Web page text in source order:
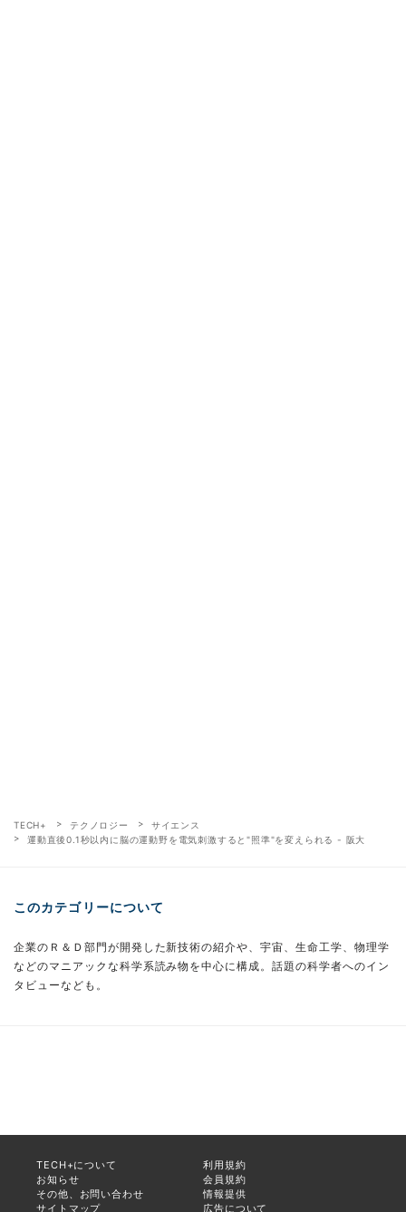
TECH+ テクノロジー
サイエンス
運動直後0.1秒以内に脳の運動野を電気刺激すると"照準"を変えられる - 阪大
このカテゴリーについて
企業のＲ＆Ｄ部門が開発した新技術の紹介や、宇宙、生命工学、物理学
などのマニアックな科学系読み物を中心に構成。話題の科学者へのイン
タビューなども。
TECH+について
利用規約
お知らせ
会員規約
その他、お問い合わせ
情報提供
サイトマップ
広告について